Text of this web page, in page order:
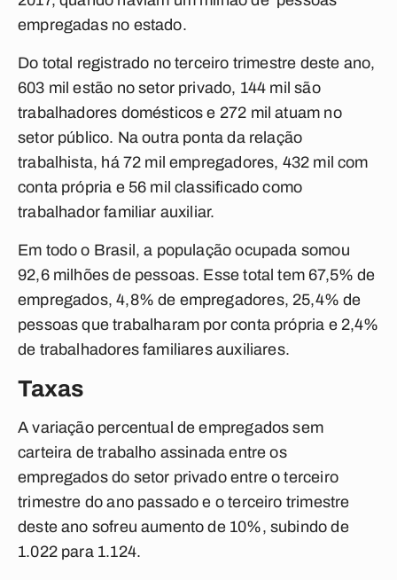
empregadas no estado.
Do total registrado no terceiro trimestre deste ano,
603 mil estão no setor privado, 144 mil são
trabalhadores domésticos e 272 mil atuam no
setor público. Na outra ponta da relação
trabalhista, há 72 mil empregadores, 432 mil com
conta própria e 56 mil classificado como
trabalhador familiar auxiliar.
Em todo o Brasil, a população ocupada somou
92,6 milhões de pessoas. Esse total tem 67,5% de
empregados, 4,8% de empregadores, 25,4% de
pessoas que trabalharam por conta própria e 2,4%
de trabalhadores familiares auxiliares.
Taxas
A variação percentual de empregados sem
carteira de trabalho assinada entre os
empregados do setor privado entre o terceiro
trimestre do ano passado e o terceiro trimestre
deste ano sofreu aumento de 10%, subindo de
1.022 para 1.124.